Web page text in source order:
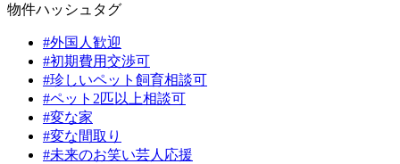
物件ハッシュタグ
#外国人歓迎
#初期費用交渉可
#珍しいペット飼育相談可
#ペット2匹以上相談可
#変な家
#変な間取り
#未来のお笑い芸人応援